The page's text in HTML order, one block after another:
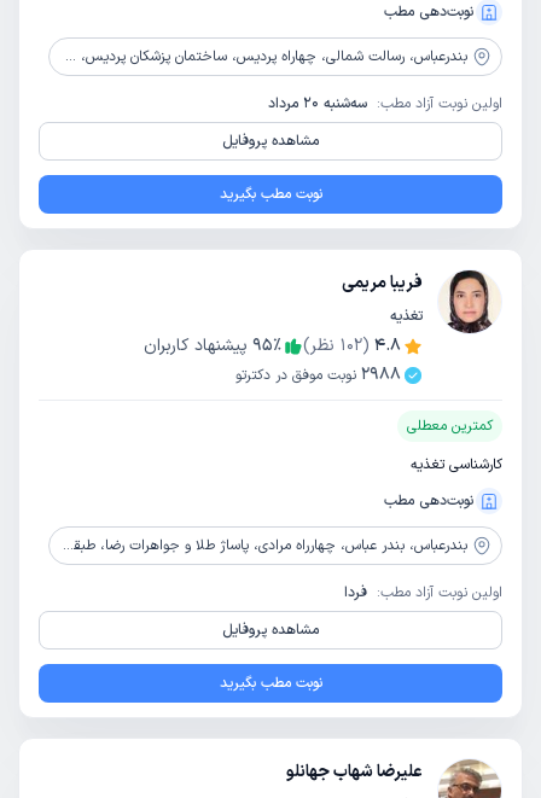
نوبت‌دهی مطب
بندرعباس، رسالت شمالی، چهاراه پردیس، ساختمان پزشکان پردیس، طبقه 4، واحد 6
اولین نوبت آزاد مطب: سه‌شنبه 20 مرداد
مشاهده پروفایل
نوبت مطب بگیرید
فریبا مریمی
تغذیه
4.8
(
102 نظر) 95٪
پیشنهاد کاربران
2988 نوبت موفق در دکترتو
کمترین معطلی
کارشناسی تغذیه
نوبت‌دهی مطب
بندرعباس، بندر عباس، چهارراه مرادی، پاساژ طلا و جواهرات رضا، طبقه 1، واحد 2و3
اولین نوبت آزاد مطب: فردا
مشاهده پروفایل
نوبت مطب بگیرید
علیرضا شهاب جهانلو